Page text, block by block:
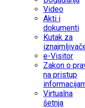
Video
Akti i
dokumenti
Kutak za
e-Visitor
Zakon o
na pristup
Virtualna
šetnja